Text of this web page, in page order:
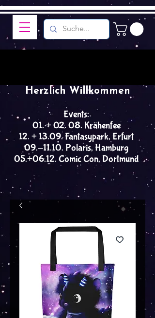
Events:
01. + 02. 08. Krähenfee
12. + 13.09. Fantasypark, Erfurt
09.-11.10. Polaris, Hamburg
05.+06.12. Comic Con, Dortmund
Herzlich Willkommen